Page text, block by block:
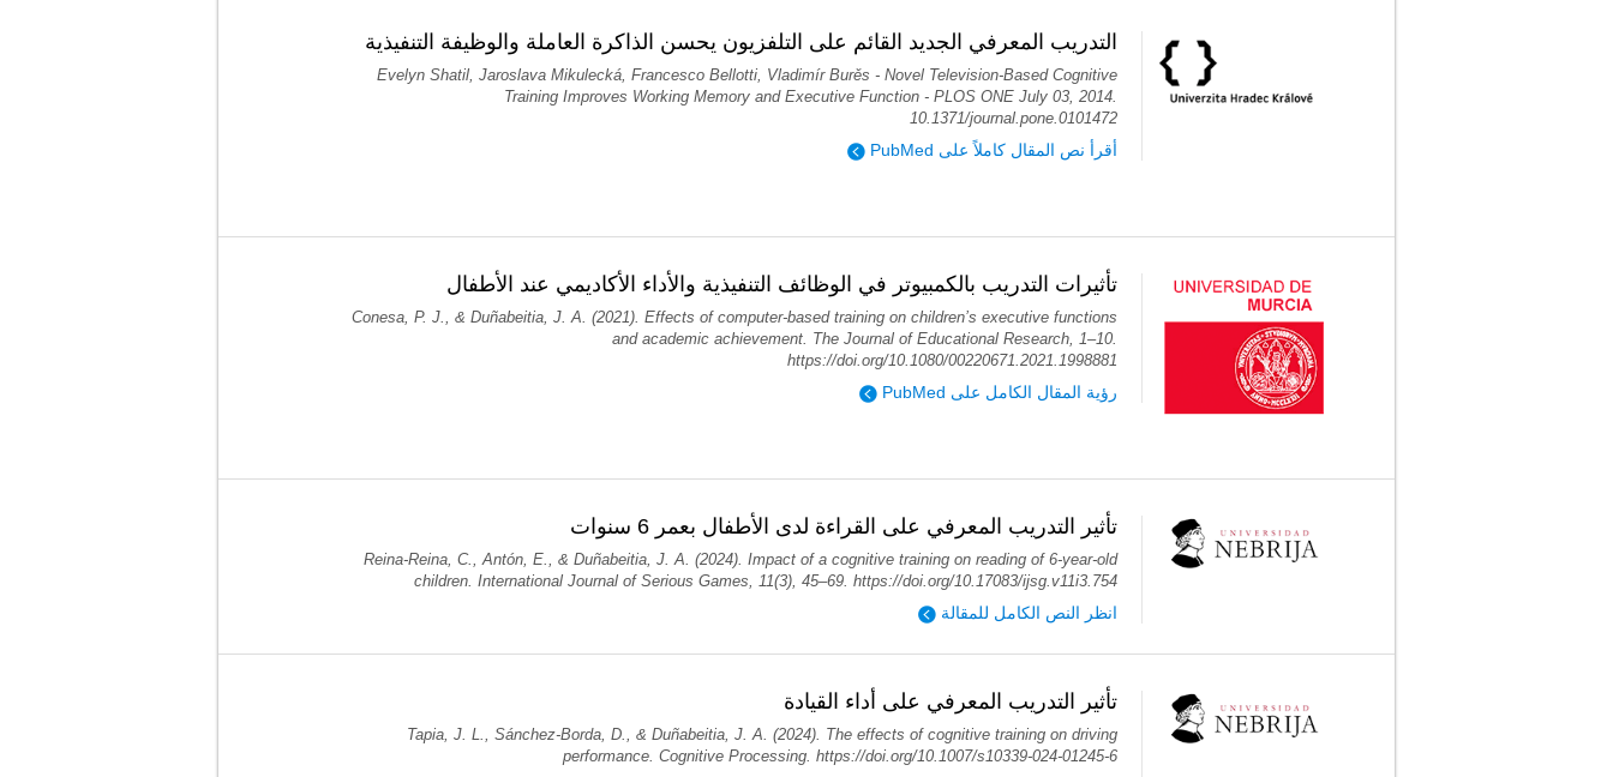
التدريب المعرفي الجديد القائم على التلفزيون يحسن الذاكرة العاملة والوظيفة التنفيذية
Evelyn Shatil, Jaroslava Mikulecká, Francesco Bellotti, Vladimír Burěs - Novel Television-Based Cognitive
Training Improves Working Memory and Executive Function - PLOS ONE July 03, 2014.
10.1371/journal.pone.0101472
أقرأ نص المقال كاملاً على PubMed
تأثيرات التدريب بالكمبيوتر في الوظائف التنفيذية والأداء الأكاديمي عند الأطفال
Conesa, P. J., & Duñabeitia, J. A. (2021). Effects of computer-based training on children’s executive functions
and academic achievement. The Journal of Educational Research, 1–10.
https://doi.org/10.1080/00220671.2021.1998881
رؤية المقال الكامل على PubMed
تأثير التدريب المعرفي على القراءة لدى الأطفال بعمر 6 سنوات
Reina-Reina, C., Antón, E., & Duñabeitia, J. A. (2024). Impact of a cognitive training on reading of 6-year-old
children. International Journal of Serious Games, 11(3), 45–69. https://doi.org/10.17083/ijsg.v11i3.754
انظر النص الكامل للمقالة
تأثير التدريب المعرفي على أداء القيادة
Tapia, J. L., Sánchez-Borda, D., & Duñabeitia, J. A. (2024). The effects of cognitive training on driving
performance. Cognitive Processing. https://doi.org/10.1007/s10339-024-01245-6